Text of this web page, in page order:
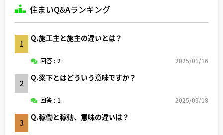
住まいQ&Aランキング
1
Q.施工主と施主の違いとは？
回答 : 2 2025/01/16
2
Q.梁下とはどういう意味ですか？
回答 : 1 2025/09/18
3
Q.稼働と稼動、意味の違いは？